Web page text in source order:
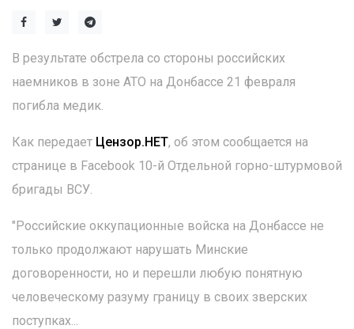
В результате обстрела со стороны российских
наемников в зоне АТО на Донбассе 21 февраля
погибла медик.
Как передает Цензор.НЕТ, об этом сообщается на
странице в Facebook 10-й Отдельной горно-штурмовой
бригады ВСУ.
"Российские оккупационные войска на Донбассе не
только продолжают нарушать Минские
договоренности, но и перешли любую понятную
человеческому разуму границу в своих зверских
поступках...